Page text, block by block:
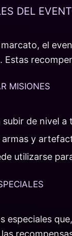
DEL
el
MISIONES
de nivel a
armas y
utilizarse
especiales